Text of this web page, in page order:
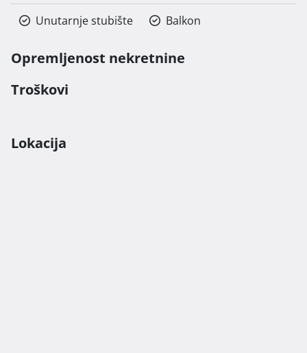
Unutarnje stubište Balkon
Opremljenost nekretnine
Troškovi
Lokacija